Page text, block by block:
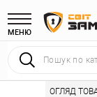
МЕНЮ
ІнтернетОГЛЯД